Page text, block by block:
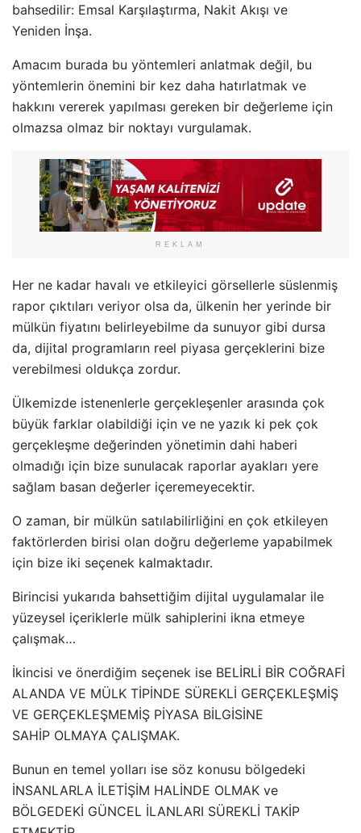
bahsedilir: Emsal Karşılaştırma, Nakit Akışı ve
Yeniden İnşa.
Amacım burada bu yöntemleri anlatmak değil, bu
yöntemlerin önemini bir kez daha hatırlatmak ve
hakkını vererek yapılması gereken bir değerleme için
olmazsa olmaz bir noktayı vurgulamak.
REKLAM
Her ne kadar havalı ve etkileyici görsellerle süslenmiş
rapor çıktıları veriyor olsa da, ülkenin her yerinde bir
mülkün fiyatını belirleyebilme da sunuyor gibi dursa
da, dijital programların reel piyasa gerçeklerini bize
verebilmesi oldukça zordur.
Ülkemizde istenenlerle gerçekleşenler arasında çok
büyük farklar olabildiği için ve ne yazık ki pek çok
gerçekleşme değerinden yönetimin dahi haberi
olmadığı için bize sunulacak raporlar ayakları yere
sağlam basan değerler içeremeyecektir.
O zaman, bir mülkün satılabilirliğini en çok etkileyen
faktörlerden birisi olan doğru değerleme yapabilmek
için bize iki seçenek kalmaktadır.
Birincisi yukarıda bahsettiğim dijital uygulamalar ile
yüzeysel içeriklerle mülk sahiplerini ikna etmeye
çalışmak…
İkincisi ve önerdiğim seçenek ise BELİRLİ BİR COĞRAFİ
ALANDA VE MÜLK TİPİNDE SÜREKLİ GERÇEKLEŞMİŞ
VE GERÇEKLEŞMEMİŞ PİYASA BİLGİSİNE
SAHİP OLMAYA ÇALIŞMAK.
Bunun en temel yolları ise söz konusu bölgedeki
İNSANLARLA İLETİŞİM HALİNDE OLMAK ve
BÖLGEDEKİ GÜNCEL İLANLARI SÜREKLİ TAKİP